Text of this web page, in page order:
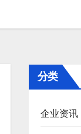
分类
企业资讯